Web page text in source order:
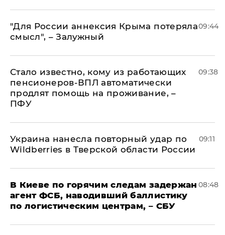
"Для России аннексия Крыма потеряла
смысл", – Залужный
09:44
Стало известно, кому из работающих
пенсионеров-ВПЛ автоматически
продлят помощь на проживание, –
ПФУ
09:38
Украина нанесла повторный удар по
Wildberries в Тверской области России
09:11
В Киеве по горячим следам задержан
агент ФСБ, наводивший баллистику
по логистическим центрам, – СБУ
08:48